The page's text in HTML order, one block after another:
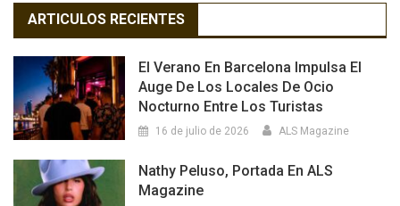
ARTICULOS RECIENTES
El Verano En Barcelona Impulsa El
Auge De Los Locales De Ocio
Nocturno Entre Los Turistas
16 de julio de 2026 ALS Magazine
Nathy Peluso, Portada En ALS
Magazine